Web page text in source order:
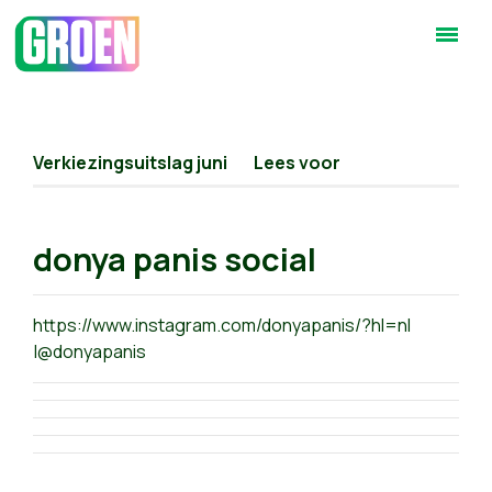
Verkiezingsuitslag juni Lees voor
donya panis social
https://www.instagram.com/donyapanis/?hl=nl
|@donyapanis